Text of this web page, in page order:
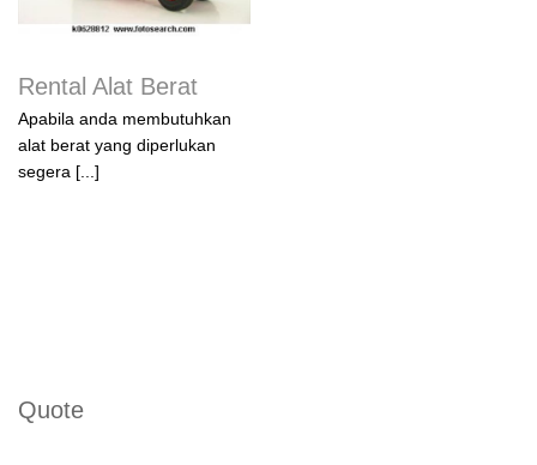
Rental Alat Berat
Apabila anda membutuhkan
alat berat yang diperlukan
segera [...]
Quote